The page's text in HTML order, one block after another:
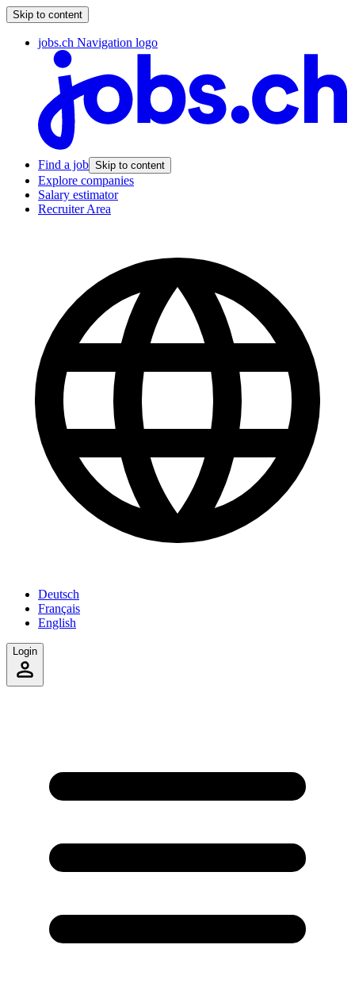
Skip to content
jobs.ch Navigation logo
Find a job Skip to content
Explore companies
Salary estimator
Recruiter Area
Deutsch
Français
English
Login